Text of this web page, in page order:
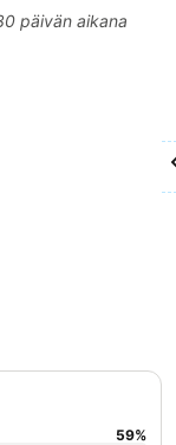
päivän aikana
59%